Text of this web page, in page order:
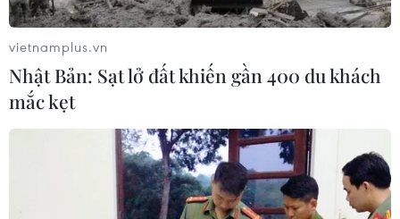
vietnamplus.vn
Nhật Bản: Sạt lở đất khiến gần 400 du khách
mắc kẹt